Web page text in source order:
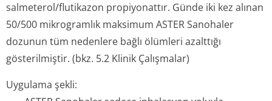
salmeterol/flu­tikazon propiyonattır. Günde iki kez alınan
50/500 mikrogramlık maksimum ASTER Sanohaler
dozunun tüm nedenlere bağlı ölümleri azalttığı
gösterilmiştir. (bkz. 5.2 Klinik Çalışmalar)
Uygulama şekli: